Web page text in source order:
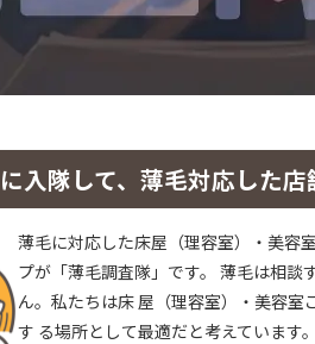
入隊して、薄毛対応した店
薄毛に対応した床屋（理容室）・美容
プが「薄毛調査隊」です。 薄毛は相談
ん。私たちは床 屋（理容室）・美容室
す る場所として最適だと考えています